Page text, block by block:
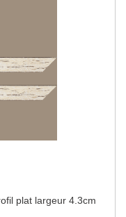
plat largeur 4.3cm